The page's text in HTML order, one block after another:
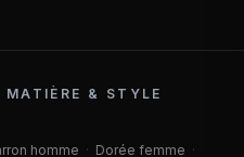
MATIÈRE & STYLE
homme · Dorée femme ·